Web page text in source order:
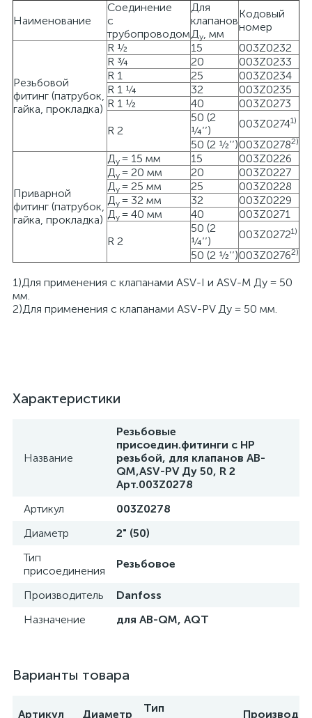
Наименование
Соединение
с
трубопроводом
Для
клапанов
Ду, мм
Кодовый
номер
Резьбовой
фитинг (патрубок,
гайка, прокладка)
R ½ 15
003Z0232
R ¾
20
003Z0233
R 1
25
003Z0234
R 1 ¼
32
003Z0235
R 1 ½
40 003Z0273
R 2
50 (2
¼’’)
003Z02741)
50 (2 ½’’)003Z02782)
Приварной
фитинг (патрубок,
гайка, прокладка)
Ду = 15 мм 15
003Z0226
Ду = 20 мм 20
003Z0227
Ду = 25 мм 25
003Z0228
Ду = 32 мм 32
003Z0229
Ду = 40 мм 40 003Z0271
R 2
50 (2
¼’’)
003Z02721)
50 (2 ½’’)003Z02762)
1)Для применения с клапанами ASV-I и ASV-M Ду = 50
мм.
2)Для применения с клапанами ASV-PV Ду = 50 мм.
Характеристики
Название
Резьбовые
присоедин.фитинги с НР
резьбой, для клапанов AB-
QM,ASV-PV Ду 50, R 2
Арт.003Z0278
Артикул
003Z0278
Диаметр
2" (50)
Тип
присоединения
Резьбовое
Производитель
Danfoss
Назначение
для AB-QM, AQT
Варианты товара
Артикул Диаметр
Тип